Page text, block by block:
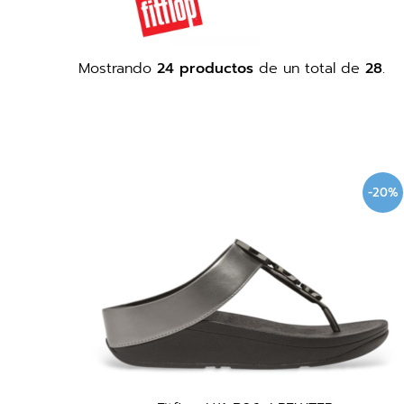
Mostrando 24 productos de un total de 28.
-20%